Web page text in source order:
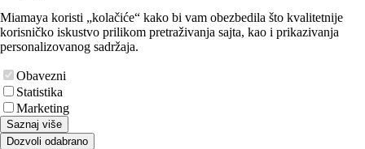
Miamaya koristi „kolačiće“ kako bi vam obezbedila što kvalitetnije
korisničko iskustvo prilikom pretraživanja sajta, kao i prikazivanja
personalizovanog sadržaja.
Obavezni
Statistika
Marketing
Saznaj više
Dozvoli odabrano